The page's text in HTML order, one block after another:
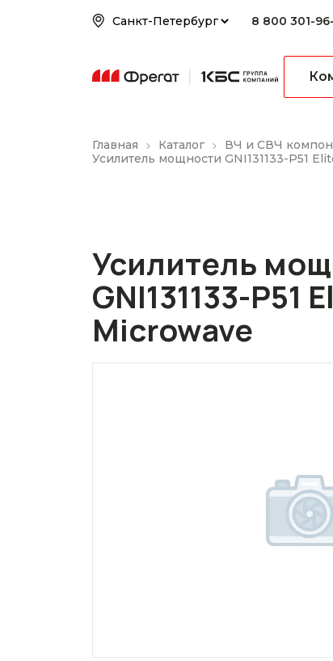
8 800 301-
Главная Каталог ВЧ и СВЧ
Усилитель мощности GNI131133-P51
Усилитель
GNI131133-P51
Microwave